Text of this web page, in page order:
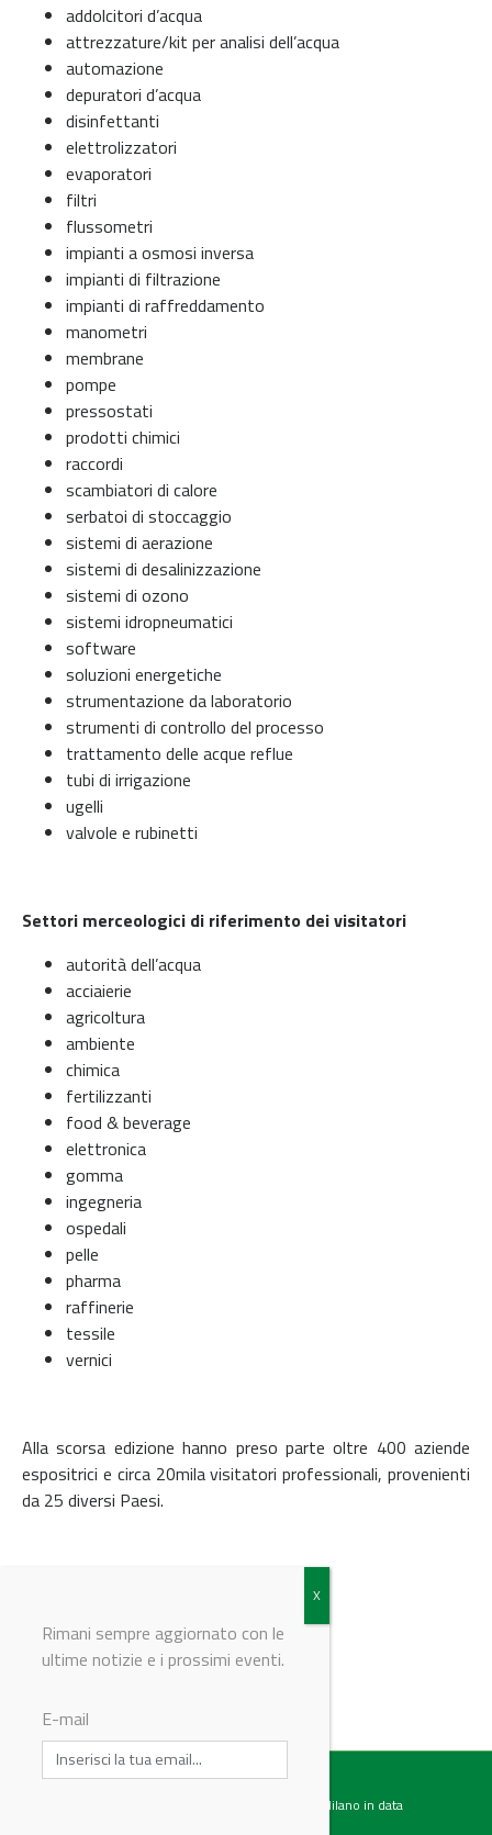
addolcitori d’acqua
attrezzature/kit per analisi dell’acqua
automazione
depuratori d’acqua
disinfettanti
elettrolizzatori
evaporatori
filtri
flussometri
impianti a osmosi inversa
impianti di filtrazione
impianti di raffreddamento
manometri
membrane
pompe
pressostati
prodotti chimici
raccordi
scambiatori di calore
serbatoi di stoccaggio
sistemi di aerazione
sistemi di desalinizzazione
sistemi di ozono
sistemi idropneumatici
software
soluzioni energetiche
strumentazione da laboratorio
strumenti di controllo del processo
trattamento delle acque reflue
tubi di irrigazione
ugelli
valvole e rubinetti
Settori merceologici di riferimento dei visitatori
autorità dell’acqua
acciaierie
agricoltura
ambiente
chimica
fertilizzanti
food & beverage
elettronica
gomma
ingegneria
ospedali
pelle
pharma
raffinerie
tessile
vernici
Alla scorsa edizione hanno preso parte oltre 400 aziende
espositrici e circa 20mila visitatori professionali, provenienti
da 25 diversi Paesi.
© Riproduzione riservata
Testata giornalistica registrata presso il Tribunale di Milano in data
Rimani sempre aggiornato con le
ultime notizie e i prossimi eventi.
E-mail